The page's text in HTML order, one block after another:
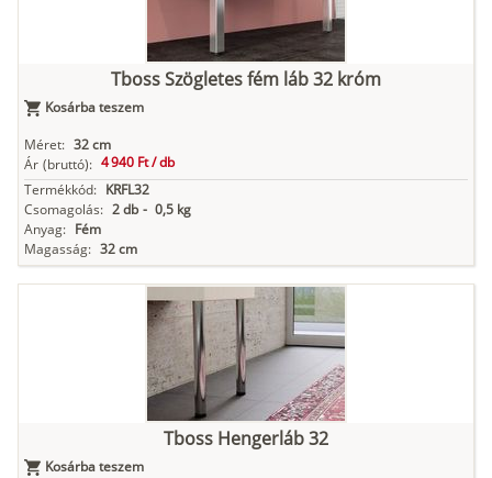
Tboss Szögletes fém láb 32 króm
Kosárba teszem
Méret: 32 cm
Ár (bruttó): 4 940 Ft /db
Termékkód: KRFL32
Csomagolás: 2 db - 0,5 kg
Anyag: Fém
Magasság: 32 cm
Tboss Hengerláb 32
Kosárba teszem